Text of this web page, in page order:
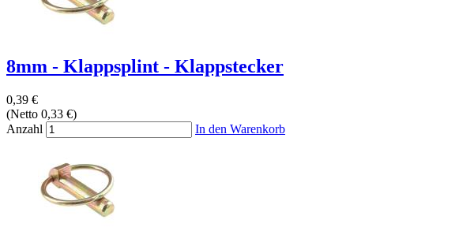
8mm - Klappsplint - Klappstecker
0,39 €
(Netto 0,33 €)
Anzahl
In den Warenkorb